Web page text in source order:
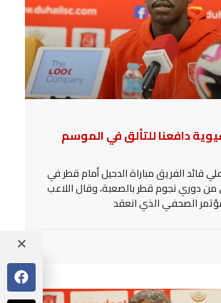
دافعنا للتألق في الموسم
قائد الفريق مباراة الدحيل أمام قطر في
من دوري نجوم قطر بالصعبة، وقال اللاعب
الصحفي الذي انعقد